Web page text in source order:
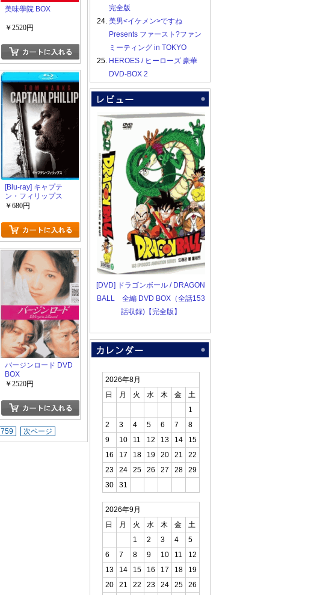
美味學院 BOX
￥2520円
[Blu-ray] キャプテ
ン・フィリップス
￥680円
バージンロード DVD
BOX
￥2520円
759 次ページ
完全版
24. 美男<イケメン>ですね
Presents ファースト?ファン
ミーティング in TOKYO
25. HEROES / ヒーローズ 豪華
DVD-BOX 2
[DVD] ドラゴンボール / DRAGON
BALL 全編 DVD BOX（全話153
話収録)【完全版】
2026年8月
日
月 火 水 木 金
土
1
2
3 4 5 6 7
8
9
10 11 12 13 14
15
16
17 18 19 20 21
22
23
24 25 26 27 28
29
30
31
2026年9月
日
月 火 水 木 金
土
1
2 3 4
5
6
7 8 9 10 11
12
13
14 15 16 17 18
19
20
21 22 23 24 25 26